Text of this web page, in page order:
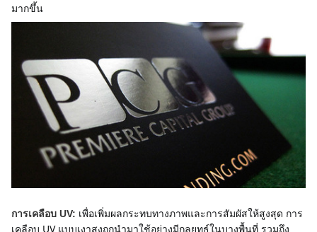
มากขึ้น
การเคลือบ UV: เพื่อเพิ่มผลกระทบทางภาพและการสัมผัสให้สูงสุด การ
เคลือบ UV แบบเงาสูงถูกนำมาใช้อย่างมีกลยุทธ์ในบางพื้นที่ รวมถึง